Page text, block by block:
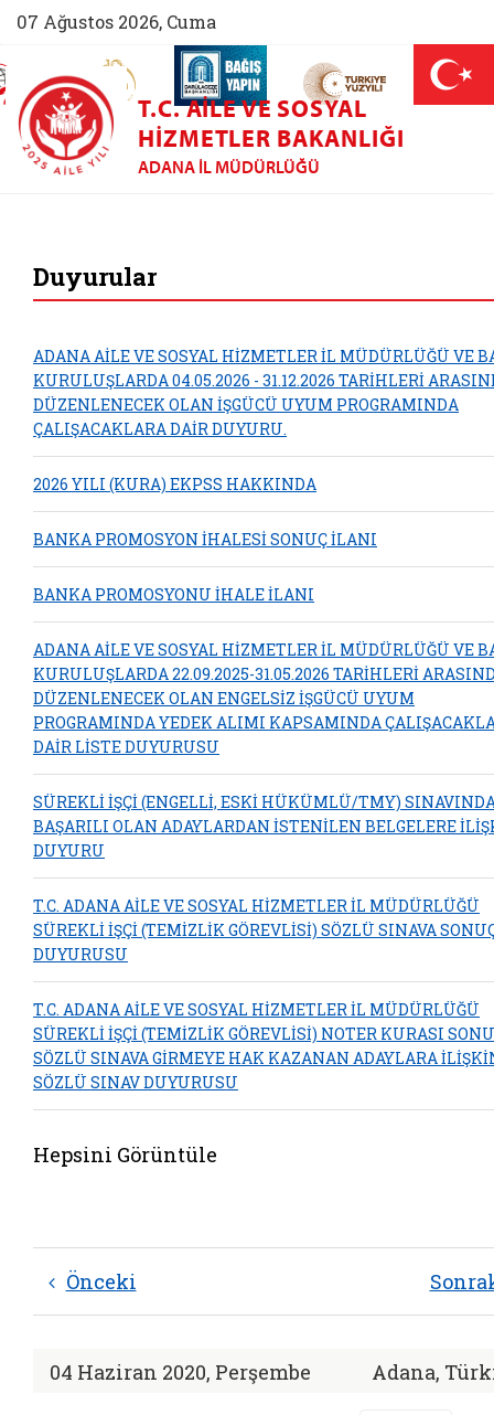
07 Ağustos 2026, Cuma
(yeni sekmede açılır)
AİLEM İletişim Merkezi (yeni sekmede açılır)
Aile ve Nüfus On Yılı (yeni sekmede açılır)
Darülaceze bağış sayfası (yeni
T.C. AILE VE SOSYAL
HIZMETLER BAKANLIĞI
ADANA İL MÜDÜRLÜĞÜ
Duyurular
ADANA AİLE VE SOSYAL HİZMETLER İL MÜDÜRLÜĞÜ VE
KURULUŞLARDA 04.05.2026 - 31.12.2026 TARİHLERİ
DÜZENLENECEK OLAN İŞGÜCÜ UYUM PROGRAMINDA
ÇALIŞACAKLARA DAİR DUYURU.
2026 YILI (KURA) EKPSS HAKKINDA
BANKA PROMOSYON İHALESİ SONUÇ İLANI
BANKA PROMOSYONU İHALE İLANI
ADANA AİLE VE SOSYAL HİZMETLER İL MÜDÜRLÜĞÜ VE
KURULUŞLARDA 22.09.2025-31.05.2026 TARİHLERİ
DÜZENLENECEK OLAN ENGELSİZ İŞGÜCÜ UYUM
PROGRAMINDA YEDEK ALIMI KAPSAMINDA
DAİR LİSTE DUYURUSU
SÜREKLİ İŞÇİ (ENGELLİ, ESKİ HÜKÜMLÜ/TMY)
BAŞARILI OLAN ADAYLARDAN İSTENİLEN BELGELERE
DUYURU
T.C. ADANA AİLE VE SOSYAL HİZMETLER İL MÜDÜRLÜĞÜ
SÜREKLİ İŞÇİ (TEMİZLİK GÖREVLİSİ) SÖZLÜ SINAVA
DUYURUSU
T.C. ADANA AİLE VE SOSYAL HİZMETLER İL MÜDÜRLÜĞÜ
SÜREKLİ İŞÇİ (TEMİZLİK GÖREVLİSİ) NOTER KURASI
SÖZLÜ SINAVA GİRMEYE HAK KAZANAN ADAYLARA
SÖZLÜ SINAV DUYURUSU
Hepsini Görüntüle
Önceki
04 Haziran 2020, Perşembe Adana,